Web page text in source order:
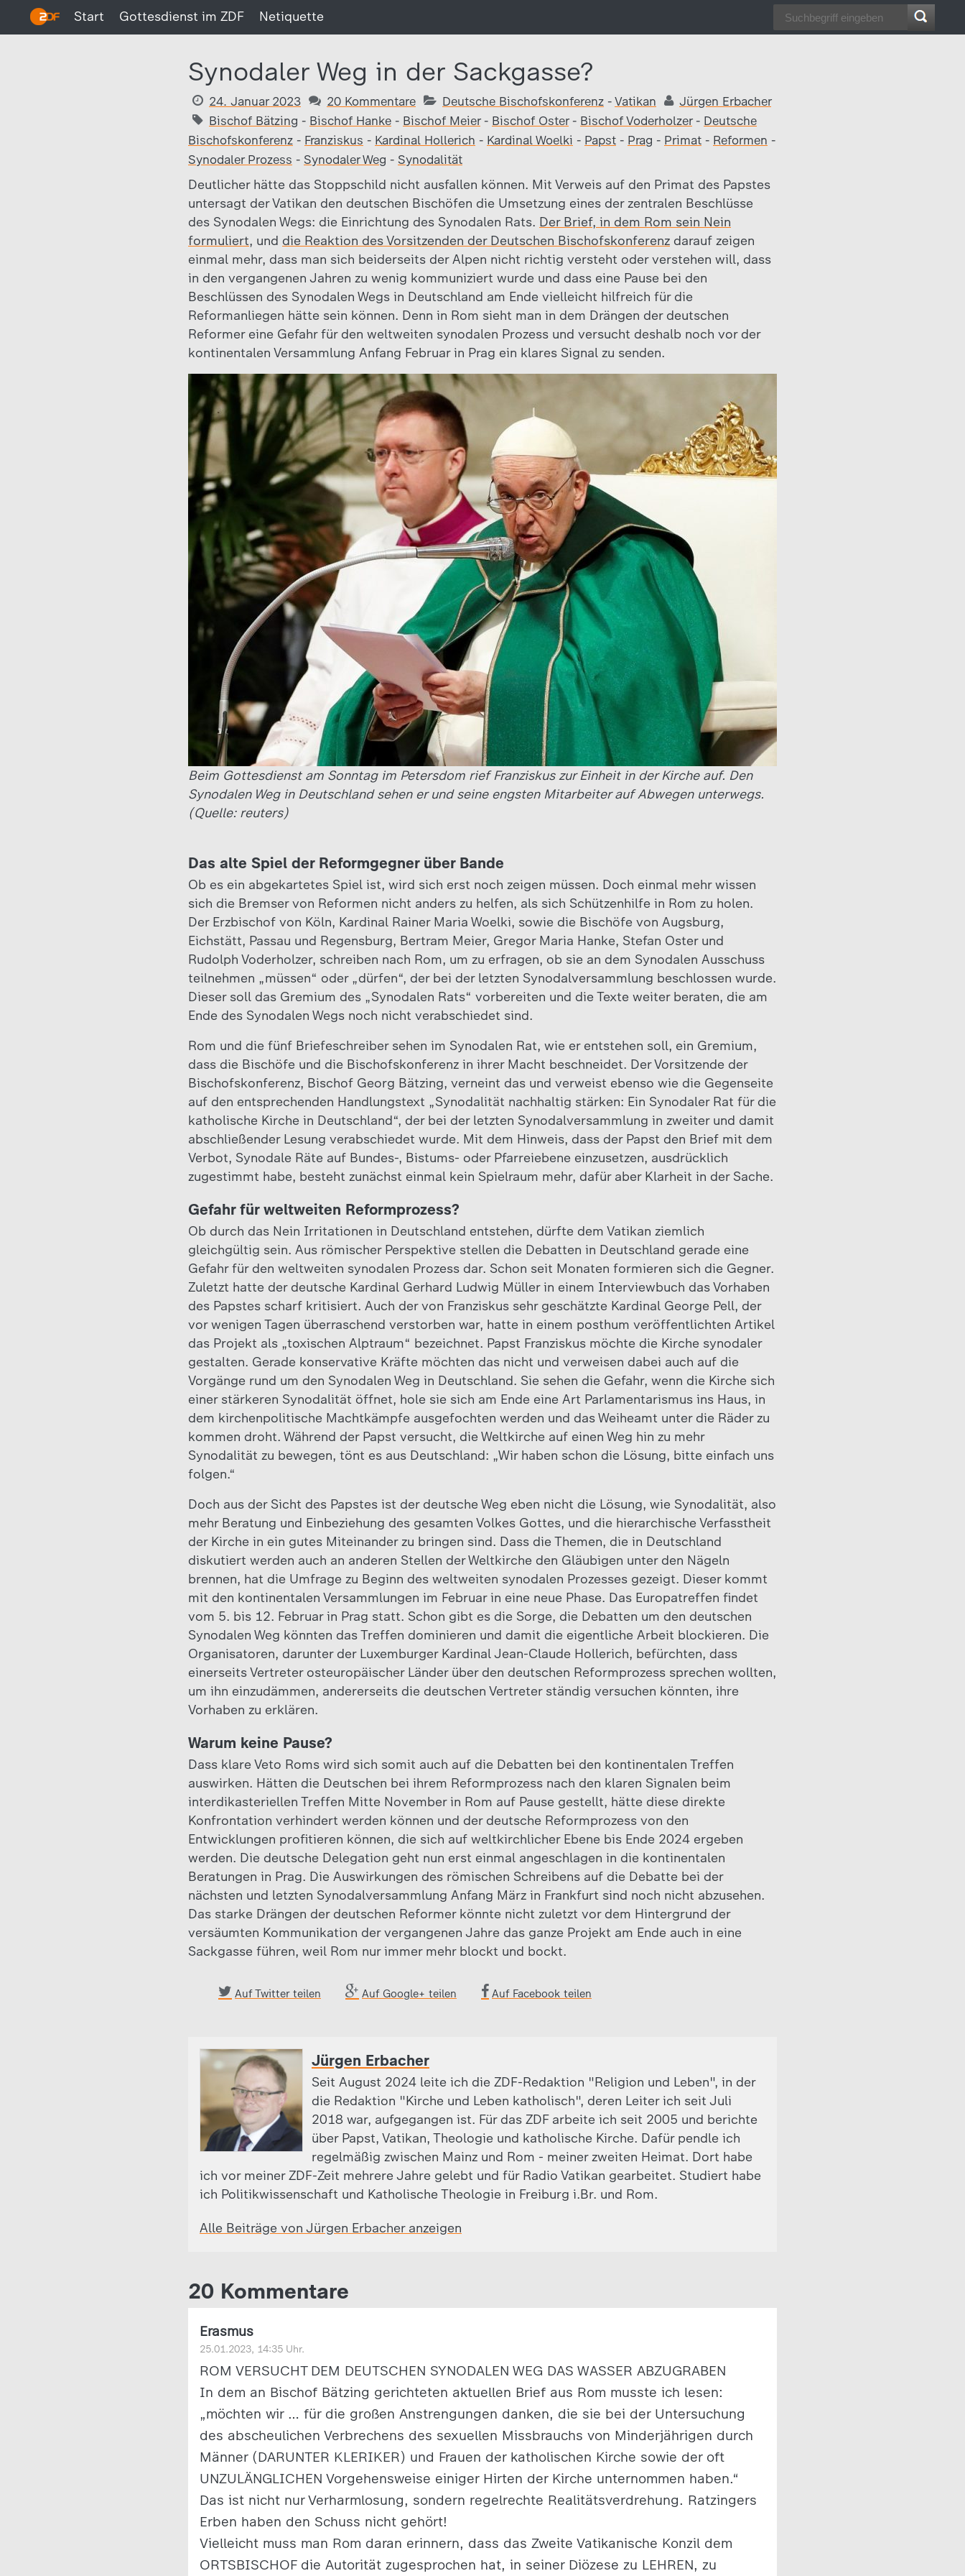
Start Gottesdienst im ZDF Netiquette
Synodaler Weg in der Sackgasse?
24. Januar 2023 20 Kommentare Deutsche Bischofskonferenz - Vatikan
Jürgen Erbacher
Bischof Bätzing - Bischof Hanke - Bischof Meier- Bischof Oster- Bischof Voderholzer- Deutsche
Bischofskonferenz - Franziskus - Kardinal Hollerich - Kardinal Woelki - Papst - Prag - Primat - Reformen -
Synodaler Prozess - Synodaler Weg - Synodalität
Deutlicher hätte das Stoppschild nicht ausfallen können. Mit Verweis auf den Primat des Papstes
untersagt der Vatikan den deutschen Bischöfen die Umsetzung eines der zentralen Beschlüsse
des Synodalen Wegs: die Einrichtung des Synodalen Rats. Der Brief, in dem Rom sein Nein
formuliert, und die Reaktion des Vorsitzenden der Deutschen Bischofskonferenz darauf zeigen
einmal mehr, dass man sich beiderseits der Alpen nicht richtig versteht oder verstehen will, dass
in den vergangenen Jahren zu wenig kommuniziert wurde und dass eine Pause bei den
Beschlüssen des Synodalen Wegs in Deutschland am Ende vielleicht hilfreich für die
Reformanliegen hätte sein können. Denn in Rom sieht man in dem Drängen der deutschen
Reformer eine Gefahr für den weltweiten synodalen Prozess und versucht deshalb noch vor der
kontinentalen Versammlung Anfang Februar in Prag ein klares Signal zu senden.
Beim Gottesdienst am Sonntag im Petersdom rief Franziskus zur Einheit in der Kirche auf. Den
Synodalen Weg in Deutschland sehen er und seine engsten Mitarbeiter auf Abwegen unterwegs.
(Quelle: reuters)
Das alte Spiel der Reformgegner über Bande
Ob es ein abgekartetes Spiel ist, wird sich erst noch zeigen müssen. Doch einmal mehr wissen
sich die Bremser von Reformen nicht anders zu helfen, als sich Schützenhilfe in Rom zu holen.
Der Erzbischof von Köln, Kardinal Rainer Maria Woelki, sowie die Bischöfe von Augsburg,
Eichstätt, Passau und Regensburg, Bertram Meier, Gregor Maria Hanke, Stefan Oster und
Rudolph Voderholzer, schreiben nach Rom, um zu erfragen, ob sie an dem Synodalen Ausschuss
teilnehmen „müssen“ oder „dürfen“, der bei der letzten Synodalversammlung beschlossen wurde.
Dieser soll das Gremium des „Synodalen Rats“ vorbereiten und die Texte weiter beraten, die am
Ende des Synodalen Wegs noch nicht verabschiedet sind.
Rom und die fünf Briefeschreiber sehen im Synodalen Rat, wie er entstehen soll, ein Gremium,
dass die Bischöfe und die Bischofskonferenz in ihrer Macht beschneidet. Der Vorsitzende der
Bischofskonferenz, Bischof Georg Bätzing, verneint das und verweist ebenso wie die Gegenseite
auf den entsprechenden Handlungstext „Synodalität nachhaltig stärken: Ein Synodaler Rat für die
katholische Kirche in Deutschland“, der bei der letzten Synodalversammlung in zweiter und damit
abschließender Lesung verabschiedet wurde. Mit dem Hinweis, dass der Papst den Brief mit dem
Verbot, Synodale Räte auf Bundes-, Bistums- oder Pfarreiebene einzusetzen, ausdrücklich
zugestimmt habe, besteht zunächst einmal kein Spielraum mehr, dafür aber Klarheit in der Sache.
Gefahr für weltweiten Reformprozess?
Ob durch das Nein Irritationen in Deutschland entstehen, dürfte dem Vatikan ziemlich
gleichgültig sein. Aus römischer Perspektive stellen die Debatten in Deutschland gerade eine
Gefahr für den weltweiten synodalen Prozess dar. Schon seit Monaten formieren sich die Gegner.
Zuletzt hatte der deutsche Kardinal Gerhard Ludwig Müller in einem Interviewbuch das Vorhaben
des Papstes scharf kritisiert. Auch der von Franziskus sehr geschätzte Kardinal George Pell, der
vor wenigen Tagen überraschend verstorben war, hatte in einem posthum veröffentlichten Artikel
das Projekt als „toxischen Alptraum“ bezeichnet. Papst Franziskus möchte die Kirche synodaler
gestalten. Gerade konservative Kräfte möchten das nicht und verweisen dabei auch auf die
Vorgänge rund um den Synodalen Weg in Deutschland. Sie sehen die Gefahr, wenn die Kirche sich
einer stärkeren Synodalität öffnet, hole sie sich am Ende eine Art Parlamentarismus ins Haus, in
dem kirchenpolitische Machtkämpfe ausgefochten werden und das Weiheamt unter die Räder zu
kommen droht. Während der Papst versucht, die Weltkirche auf einen Weg hin zu mehr
Synodalität zu bewegen, tönt es aus Deutschland: „Wir haben schon die Lösung, bitte einfach uns
folgen.“
Doch aus der Sicht des Papstes ist der deutsche Weg eben nicht die Lösung, wie Synodalität, also
mehr Beratung und Einbeziehung des gesamten Volkes Gottes, und die hierarchische Verfasstheit
der Kirche in ein gutes Miteinander zu bringen sind. Dass die Themen, die in Deutschland
diskutiert werden auch an anderen Stellen der Weltkirche den Gläubigen unter den Nägeln
brennen, hat die Umfrage zu Beginn des weltweiten synodalen Prozesses gezeigt. Dieser kommt
mit den kontinentalen Versammlungen im Februar in eine neue Phase. Das Europatreffen findet
vom 5. bis 12. Februar in Prag statt. Schon gibt es die Sorge, die Debatten um den deutschen
Synodalen Weg könnten das Treffen dominieren und damit die eigentliche Arbeit blockieren. Die
Organisatoren, darunter der Luxemburger Kardinal Jean-Claude Hollerich, befürchten, dass
einerseits Vertreter osteuropäischer Länder über den deutschen Reformprozess sprechen wollten,
um ihn einzudämmen, andererseits die deutschen Vertreter ständig versuchen könnten, ihre
Vorhaben zu erklären.
Warum keine Pause?
Dass klare Veto Roms wird sich somit auch auf die Debatten bei den kontinentalen Treffen
auswirken. Hätten die Deutschen bei ihrem Reformprozess nach den klaren Signalen beim
interdikasteriellen Treffen Mitte November in Rom auf Pause gestellt, hätte diese direkte
Konfrontation verhindert werden können und der deutsche Reformprozess von den
Entwicklungen profitieren können, die sich auf weltkirchlicher Ebene bis Ende 2024 ergeben
werden. Die deutsche Delegation geht nun erst einmal angeschlagen in die kontinentalen
Beratungen in Prag. Die Auswirkungen des römischen Schreibens auf die Debatte bei der
nächsten und letzten Synodalversammlung Anfang März in Frankfurt sind noch nicht abzusehen.
Das starke Drängen der deutschen Reformer könnte nicht zuletzt vor dem Hintergrund der
versäumten Kommunikation der vergangenen Jahre das ganze Projekt am Ende auch in eine
Sackgasse führen, weil Rom nur immer mehr blockt und bockt.
Auf Twitter teilen Auf Google+ teilen Auf Facebook teilen
Jürgen Erbacher
Seit August 2024 leite ich die ZDF-Redaktion "Religion und Leben", in der
die Redaktion "Kirche und Leben katholisch", deren Leiter ich seit Juli
2018 war, aufgegangen ist. Für das ZDF arbeite ich seit 2005 und berichte
über Papst, Vatikan, Theologie und katholische Kirche. Dafür pendle ich
regelmäßig zwischen Mainz und Rom - meiner zweiten Heimat. Dort habe
ich vor meiner ZDF-Zeit mehrere Jahre gelebt und für Radio Vatikan gearbeitet. Studiert habe
ich Politikwissenschaft und Katholische Theologie in Freiburg i.Br. und Rom.
Alle Beiträge von Jürgen Erbacher anzeigen
20 Kommentare
Erasmus
25.01.2023, 14:35 Uhr.
ROM VERSUCHT DEM DEUTSCHEN SYNODALEN WEG DAS WASSER ABZUGRABEN
In dem an Bischof Bätzing gerichteten aktuellen Brief aus Rom musste ich lesen:
„möchten wir … für die großen Anstrengungen danken, die sie bei der Untersuchung
des abscheulichen Verbrechens des sexuellen Missbrauchs von Minderjährigen durch
Männer (DARUNTER KLERIKER) und Frauen der katholischen Kirche sowie der oft
UNZULÄNGLICHEN Vorgehensweise einiger Hirten der Kirche unternommen haben.“
Das ist nicht nur Verharmlosung, sondern regelrechte Realitätsverdrehung. Ratzingers
Erben haben den Schuss nicht gehört!
Vielleicht muss man Rom daran erinnern, dass das Zweite Vatikanische Konzil dem
ORTSBISCHOF die Autorität zugesprochen hat, in seiner Diözese zu LEHREN, zu